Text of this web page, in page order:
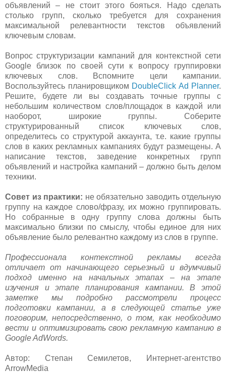
объявлений – не стоит этого бояться. Надо сделать
столько групп, сколько требуется для сохранения
максимальной релевантности текстов объявлений
ключевым словам.
Вопрос структуризации кампаний для контекстной сети
Google близок по своей сути к вопросу группировки
ключевых слов. Вспомните цели кампании.
Воспользуйтесь планировщиком DoubleClick Ad Planner.
Решите, будете ли вы создавать точные группы с
небольшим количеством слов/площадок в каждой или
наоборот, широкие группы. Соберите
структурированный список ключевых слов,
определитесь со структурой аккаунта, т.е. какие группы
слов в каких рекламных кампаниях будут размещены. А
написание текстов, заведение конкретных групп
объявлений и настройка кампаний – должно быть делом
техники.
Совет из практики: не обязательно заводить отдельную
группу на каждое слово/фразу, их можно группировать.
Но собранные в одну группу слова должны быть
максимально близки по смыслу, чтобы единое для них
объявление было релевантно каждому из слов в группе.
Профессионала контекстной рекламы всегда
отличает от начинающего серьезный и вдумчивый
подход именно на начальных этапах – на этапе
изучения и этапе планирования кампании. В этой
заметке мы подробно рассмотрели процесс
подготовки кампании, а в следующей статье уже
поговорим, непосредственно, о том, как необходимо
вести и оптимизировать свою рекламную кампанию в
Google AdWords.
Автор: Степан Семилетов, Интернет-агентство
ArrowMedia